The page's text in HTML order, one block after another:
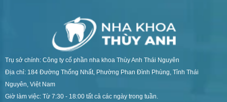
Trụ sở chính: Công ty cổ phần nha khoa Thùy Anh Thái Nguyên
Địa chỉ: 184 Đường Thống Nhất, Phường Phan Đình Phùng, Tỉnh Thái
Nguyên, Việt Nam
Giờ làm việc: Từ 7:30 - 18:00 tất cả các ngày trong tuần.